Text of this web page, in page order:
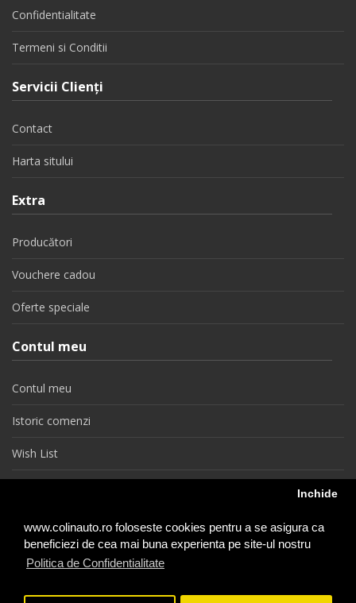
www.colinauto.ro foloseste cookies pentru a se asigura ca
beneficiezi de cea mai buna experienta pe site-ul nostru
Politica de Confidentialitate
Inchide
Confidentialitate
Termeni si Conditii
Servicii Clienţi
Contact
Harta sitului
Extra
Producători
Vouchere cadou
Oferte speciale
Contul meu
Contul meu
Istoric comenzi
Wish List